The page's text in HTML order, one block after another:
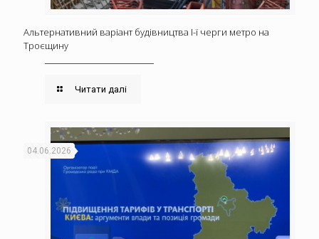
Альтернативний варіант будівництва І-ї черги метро на
Троєщину
Читати далі
04.06.2026